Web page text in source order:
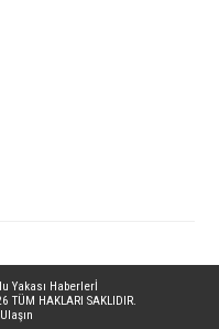
Yakası Haberlerİ
TÜM HAKLARI SAKLIDIR.